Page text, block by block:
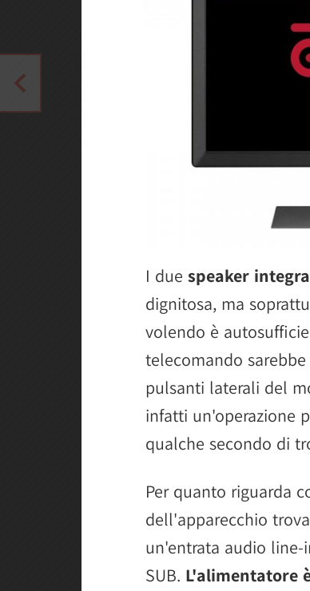
I due speaker
dignitosa, ma
volendo è
telecomando
pulsanti laterali del
infatti un'operazione
qualche secondo di
Per quanto riguarda
dell'apparecchio
un'entrata audio line-
SUB. L'alimentatore